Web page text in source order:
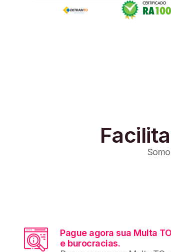
Pague agora sua Multa
e burocracias.